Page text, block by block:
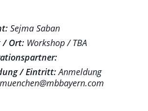
Sejma Saban
/ Ort: Workshop / TBA
/ Eintritt:Anmeldung